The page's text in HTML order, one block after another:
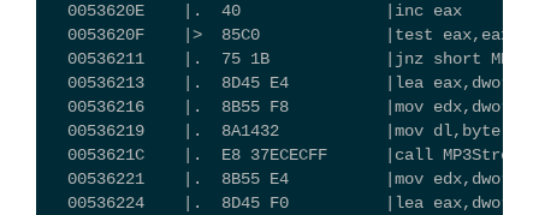
0053620E    |.  40               |inc eax
0053620F    |>  85C0             |test eax,eax
00536211    |.  75 1B            |jnz short
00536213    |.  8D45 E4          |lea
00536216    |.  8B55 F8          |mov
00536219    |.  8A1432           |mov dl,byte
0053621C    |.  E8 37ECECFF      |call
00536221    |.  8B55 E4          |mov
00536224    |.  8D45 F0          |lea